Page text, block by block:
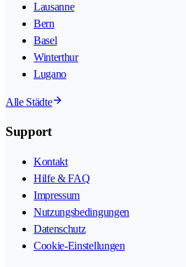
Lausanne
Bern
Basel
Winterthur
Lugano
Alle Städte
Support
Kontakt
Hilfe & FAQ
Impressum
Nutzungsbedingungen
Datenschutz
Cookie-Einstellungen